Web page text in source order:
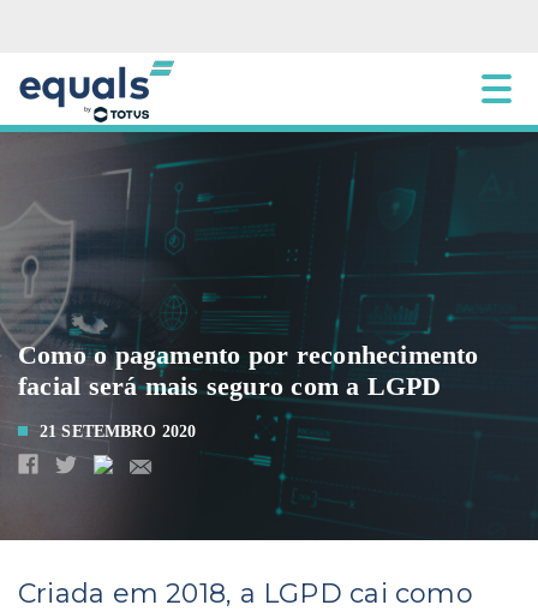
Como o pagamento por reconhecimento
facial será mais seguro com a LGPD
21 SETEMBRO 2020
Criada em 2018, a LGPD cai como